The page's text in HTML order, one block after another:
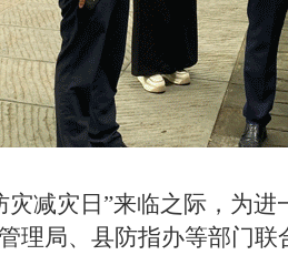
灾减灾日 ”来临之际，为进
理局、县防指办等部门